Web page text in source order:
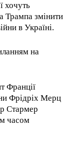
хочуть
Трампа змінити
в Україні.
на
Франції
Фрідріх Мерц
Стармер
часом